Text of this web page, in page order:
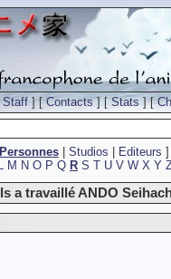
Staff ] [Contacts] [Stats] [
Personnes| Studios Editeurs ]
L M N O P Q R S T U V W X Y
a travaillé ANDO